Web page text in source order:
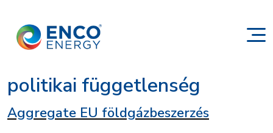
politikai függetlenség
Aggregate EU földgázbeszerzés